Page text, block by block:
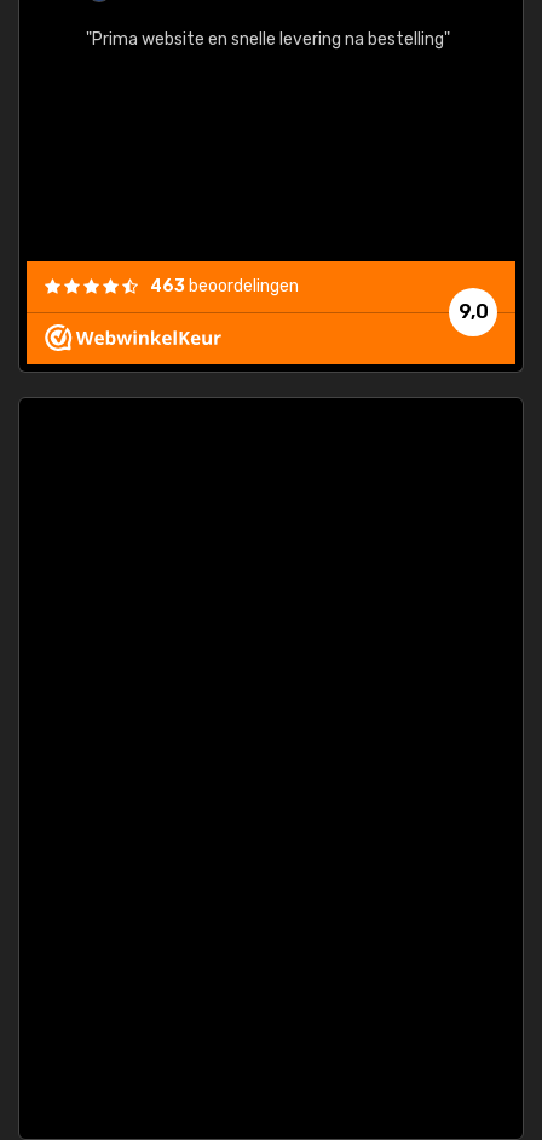
"Prima website en snelle levering na bestelling"
9,0
463 beoordelingen